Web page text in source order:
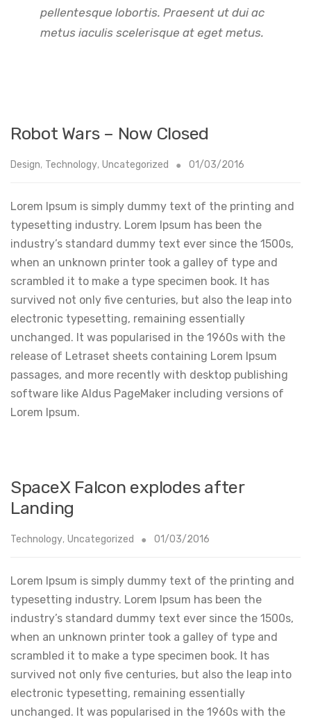
pellentesque lobortis. Praesent ut dui ac
metus iaculis scelerisque at eget metus.
Robot Wars – Now Closed
Design, Technology, Uncategorized 01/03/2016
Lorem Ipsum is simply dummy text of the printing and
typesetting industry. Lorem Ipsum has been the
industry’s standard dummy text ever since the 1500s,
when an unknown printer took a galley of type and
scrambled it to make a type specimen book. It has
survived not only five centuries, but also the leap into
electronic typesetting, remaining essentially
unchanged. It was popularised in the 1960s with the
release of Letraset sheets containing Lorem Ipsum
passages, and more recently with desktop publishing
software like Aldus PageMaker including versions of
Lorem Ipsum.
SpaceX Falcon explodes after
Landing
Technology, Uncategorized 01/03/2016
Lorem Ipsum is simply dummy text of the printing and
typesetting industry. Lorem Ipsum has been the
industry’s standard dummy text ever since the 1500s,
when an unknown printer took a galley of type and
scrambled it to make a type specimen book. It has
survived not only five centuries, but also the leap into
electronic typesetting, remaining essentially
unchanged. It was popularised in the 1960s with the